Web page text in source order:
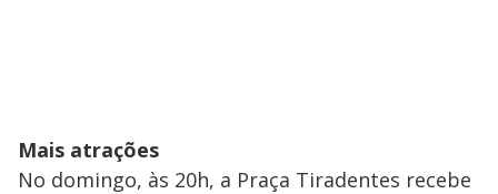
Mais atrações
No domingo, às 20h, a Praça Tiradentes recebe